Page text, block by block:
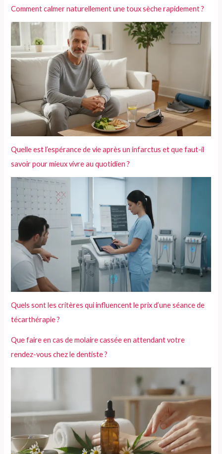
Comment calmer naturellement une toux sèche rapidement ?
Quelle est l’espérance de vie après un infarctus et que faut-il
savoir pour mieux vivre au quotidien ?
Quels sont les critères qui influencent le prix d’une séance de
técarthérapie ?
Que faire en cas de molaire cassée en attendant votre
rendez-vous chez le dentiste ?